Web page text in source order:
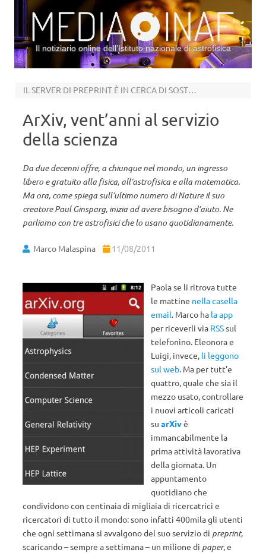
Il notiziario online dell’Istituto nazionale di astrofisica
IL SERVER DI PREPRINT È IN CERCA DI SOSTEGNO
ArXiv, vent’anni al servizio
della scienza
Da due decenni offre, a chiunque nel mondo, un ingresso
libero e gratuito alla fisica, all’astrofisica e alla matematica.
Ma ora, come spiega sull’ultimo numero di Nature il suo
creatore Paul Ginsparg, inizia ad avere bisogno d’aiuto. Ne
parliamo con tre astrofisici che lo usano quotidianamente.
Marco Malaspina 11/08/2011
Paola se li ritrova tutte
le mattine nella casella
email. Marco ha la app
per riceverli via RSSsul
telefonino. Eleonora e
Luigi, invece, li leggono
sul web. Ma per tutt’e
quattro, quale che sia il
mezzo usato, controllare
i nuovi articoli caricati
su arXivè
immancabilmente la
prima attività lavorativa
della giornata. Un
appuntamento
quotidiano che
condividono con centinaia di migliaia di ricercatrici e
ricercatori di tutto il mondo: sono infatti 400mila gli utenti
che ogni settimana si avvalgono del suo servizio di preprint,
scaricando – sempre a settimana – un milione di paper, e